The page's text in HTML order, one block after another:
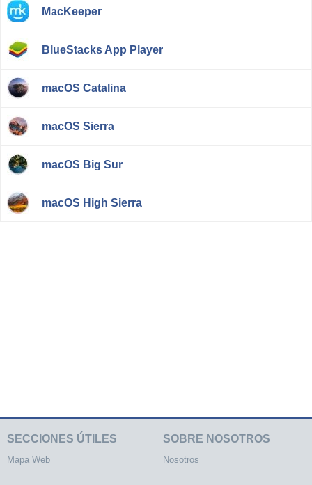
MacKeeper
BlueStacks App Player
macOS Catalina
macOS Sierra
macOS Big Sur
macOS High Sierra
SECCIONES ÚTILES
Mapa Web
SOBRE NOSOTROS
Nosotros